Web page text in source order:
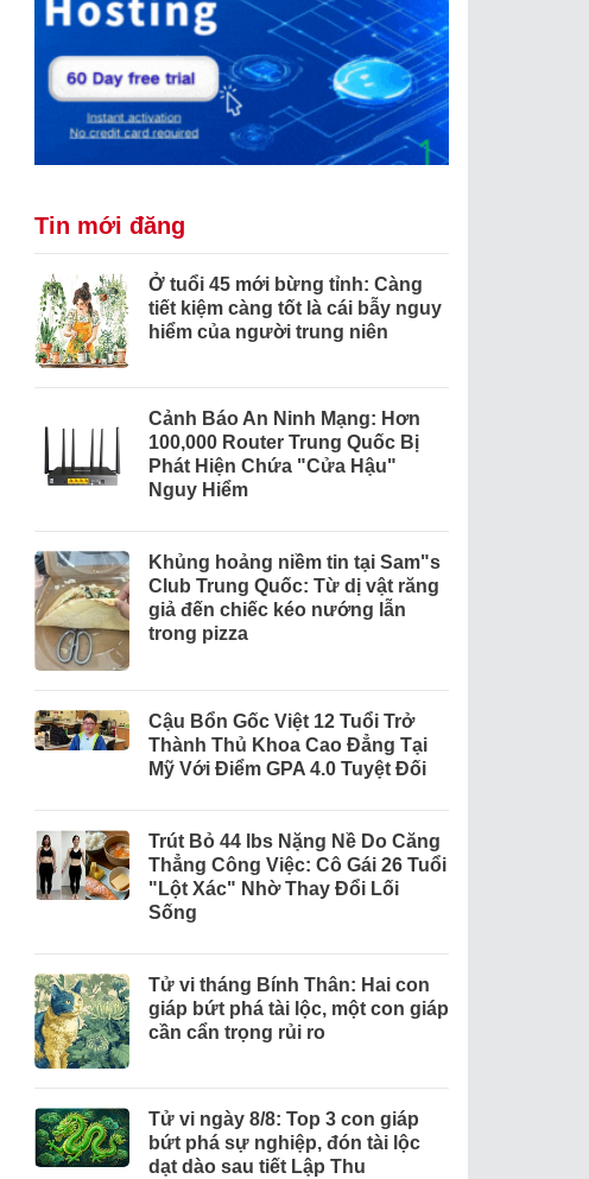
Tin mới đăng
Ở tuổi 45 mới bừng tỉnh: Càng
tiết kiệm càng tốt là cái bẫy nguy
hiểm của người trung niên
Cảnh Báo An Ninh Mạng: Hơn
100,000 Router Trung Quốc Bị
Phát Hiện Chứa "Cửa Hậu"
Nguy Hiểm
Khủng hoảng niềm tin tại Sam"s
Club Trung Quốc: Từ dị vật răng
giả đến chiếc kéo nướng lẫn
trong pizza
Cậu Bổn Gốc Việt 12 Tuổi Trở
Thành Thủ Khoa Cao Đẳng Tại
Mỹ Với Điểm GPA 4.0 Tuyệt Đối
Trút Bỏ 44 lbs Nặng Nề Do Căng
Thẳng Công Việc: Cô Gái 26 Tuổi
"Lột Xác" Nhờ Thay Đổi Lối
Sống
Tử vi tháng Bính Thân: Hai con
giáp bứt phá tài lộc, một con giáp
cần cẩn trọng rủi ro
Tử vi ngày 8/8: Top 3 con giáp
bứt phá sự nghiệp, đón tài lộc
dạt dào sau tiết Lập Thu